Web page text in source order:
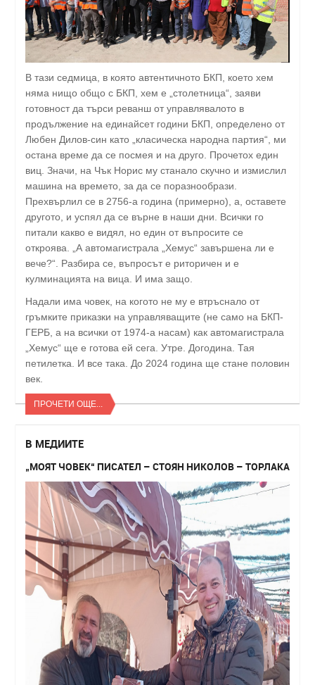
В тази седмица, в която автентичното БКП, което хем
няма нищо общо с БКП, хем е „столетница“, заяви
готовност да търси реванш от управлявалото в
продължение на единайсет години БКП, определено от
Любен Дилов-син като „класическа народна партия“, ми
остана време да се посмея и на друго. Прочетох един
виц. Значи, на Чък Норис му станало скучно и измислил
машина на времето, за да се поразнообрази.
Прехвърлил се в 2756-а година (примерно), а, оставете
другото, и успял да се върне в наши дни. Всички го
питали какво е видял, но един от въпросите се
откроява. „А автомагистрала „Хемус“ завършена ли е
вече?“. Разбира се, въпросът е риторичен и е
кулминацията на вица. И има защо.
Надали има човек, на когото не му е втръснало от
гръмките приказки на управляващите (не само на БКП-
ГЕРБ, а на всички от 1974-а насам) как автомагистрала
„Хемус“ ще е готова ей сега. Утре. Догодина. Тая
петилетка. И все така. До 2024 година ще стане половин
век.
ПРОЧЕТИ ОЩЕ...
В МЕДИИТЕ
„МОЯТ ЧОВЕК“ ПИСАТЕЛ – СТОЯН НИКОЛОВ – ТОРЛАКА